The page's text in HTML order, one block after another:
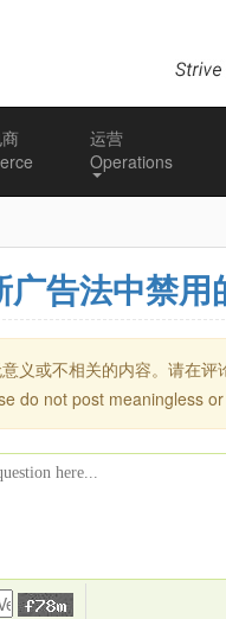
运营
Operations
广告法中禁用
义或不相关的内容。请在评
do not post meaningless